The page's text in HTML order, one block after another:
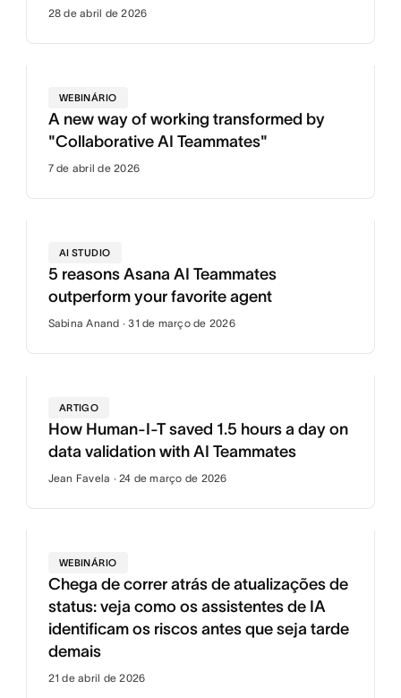
28 de abril de 2026
WEBINÁRIO
A new way of working transformed by
"Collaborative AI Teammates"
7 de abril de 2026
AI STUDIO
5 reasons Asana AI Teammates
outperform your favorite agent
Sabina Anand · 31 de março de 2026
ARTIGO
How Human-I-T saved 1.5 hours a day on
data validation with AI Teammates
Jean Favela · 24 de março de 2026
WEBINÁRIO
Chega de correr atrás de atualizações de
status: veja como os assistentes de IA
identificam os riscos antes que seja tarde
demais
21 de abril de 2026